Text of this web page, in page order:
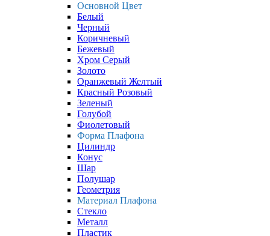
Основной Цвет
Белый
Черный
Коричневый
Бежевый
Хром Серый
Золото
Оранжевый Желтый
Красный Розовый
Зеленый
Голубой
Фиолетовый
Форма Плафона
Цилиндр
Конус
Шар
Полушар
Геометрия
Материал Плафона
Стекло
Металл
Пластик